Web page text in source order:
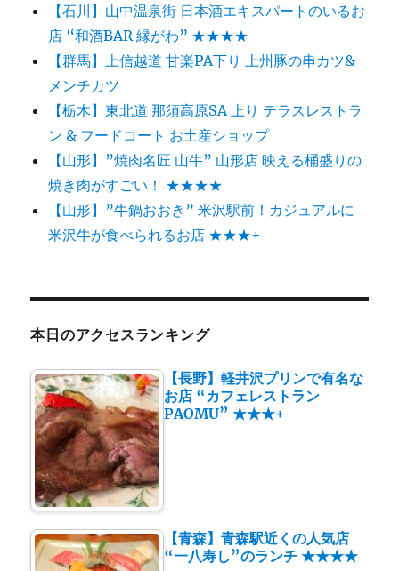
【石川】山中温泉街 日本酒エキスパートのいるお
店 “和酒BAR 縁がわ” ★★★★
【群馬】上信越道 甘楽PA下り 上州豚の串カツ&
メンチカツ
【栃木】東北道 那須高原SA 上り テラスレストラ
ン & フードコート お土産ショップ
【山形】”焼肉名匠 山牛” 山形店 映える桶盛りの
焼き肉がすごい！ ★★★★
【山形】”牛鍋おおき” 米沢駅前！カジュアルに
米沢牛が食べられるお店 ★★★+
本日のアクセスランキング
【長野】軽井沢プリンで有名な
お店 “カフェレストラン
PAOMU” ★★★+
【青森】青森駅近くの人気店
“一八寿し”のランチ ★★★★